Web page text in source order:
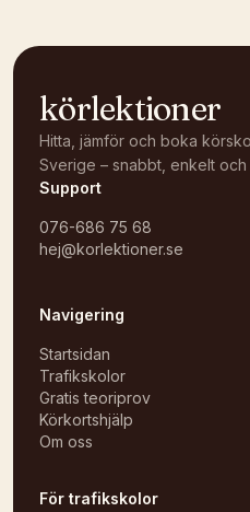
körlektioner
Hitta, jämför och boka
Sverige – snabbt, enkelt och
Support
076-686 75 68
hej@korlektioner.se
Navigering
Startsidan
Trafikskolor
Gratis teoriprov
Körkortshjälp
Om oss
För trafikskolor